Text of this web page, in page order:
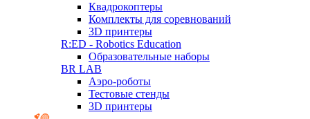
Квадрокоптеры
Комплекты для соревнований
3D принтеры
R:ED - Robotics Education
Образовательные наборы
BR LAB
Аэро-роботы
Тестовые стенды
3D принтеры